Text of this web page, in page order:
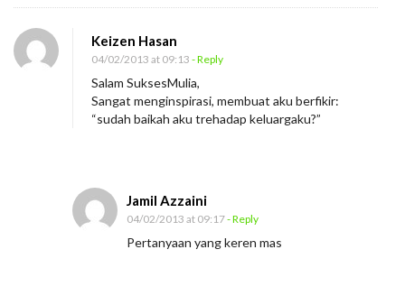
Keizen Hasan
04/02/2013 at 09:13 - Reply
Salam SuksesMulia,
Sangat menginspirasi, membuat aku berfikir:
“sudah baikah aku trehadap keluargaku?”
Jamil Azzaini
04/02/2013 at 09:17- Reply
Pertanyaan yang keren mas